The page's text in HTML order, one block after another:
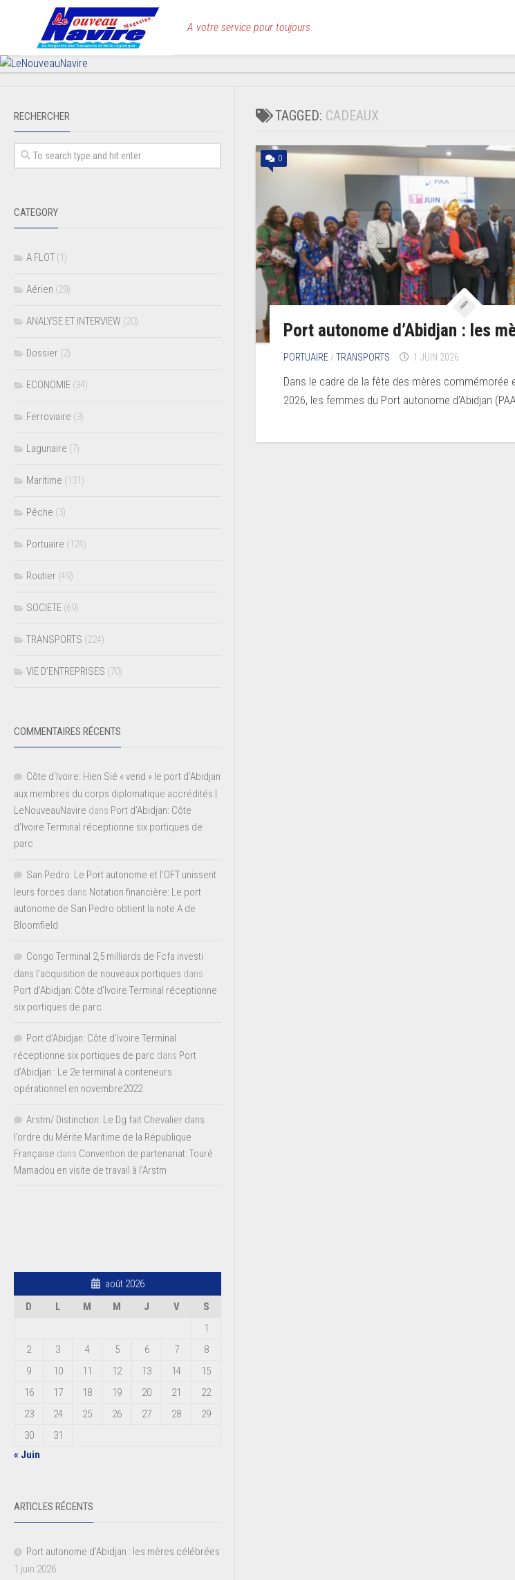
A votre service pour toujours.
TAGGED: CADEAUX
0
Port autonome d’Abidjan : les
PORTUAIRE /TRANSPORTS 1 JUIN 2026
Dans le cadre de la fête des mères commémorée
2026, les femmes du Port autonome d’Abidjan
RECHERCHER
CATEGORY
A FLOT (1)
Aérien (29)
ANALYSE ET INTERVIEW (20)
Dossier (2)
ECONOMIE (34)
Ferroviaire (3)
Lagunaire (7)
Maritime (131)
Pêche (3)
Portuaire (124)
Routier (49)
SOCIETE (69)
TRANSPORTS (224)
VIE D’ENTREPRISES (70)
COMMENTAIRES RÉCENTS
Côte d'Ivoire: Hien Sié « vend » le port d'Abidjan
aux membres du corps diplomatique accrédités |
LeNouveauNavire dans Port d’Abidjan: Côte
d’Ivoire Terminal réceptionne six portiques de
parc
San Pedro: Le Port autonome et l’OFT unissent
leurs forces dans Notation financière: Le port
autonome de San Pedro obtient la note A de
Bloomfield
Congo Terminal 2,5 milliards de Fcfa investi
dans l’acquisition de nouveaux portiques dans
Port d’Abidjan: Côte d’Ivoire Terminal réceptionne
six portiques de parc
Port d'Abidjan: Côte d’Ivoire Terminal
réceptionne six portiques de parc dans Port
d’Abidjan : Le 2e terminal à conteneurs
opérationnel en novembre2022
Arstm/ Distinction: Le Dg fait Chevalier dans
l’ordre du Mérite Maritime de la République
Française dans Convention de partenariat: Touré
Mamadou en visite de travail à l’Arstm
août 2026
D
L M M J V
S
1
2
3 4 5 6 7
8
9
10 11 12 13 14
15
16
17 18 19 20 21
22
23
24 25 26 27 28
29
30
31
« Juin
ARTICLES RÉCENTS
Port autonome d’Abidjan : les mères célébrées
1 juin 2026